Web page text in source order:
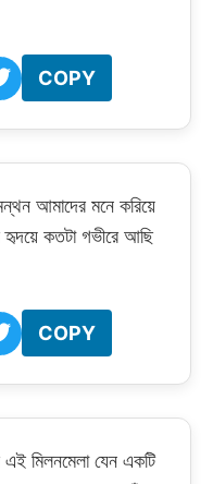
COPY
আমাদের মনে করিয়ে
কতটা গভীরে আছি
COPY
মিলনমেলা যেন একটি